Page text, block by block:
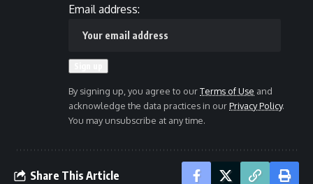
Email address:
By signing up, you agree to ourTerms of Use and
acknowledge the data practices in ourPrivacy Policy.
You may unsubscribe at any time.
Share This Article